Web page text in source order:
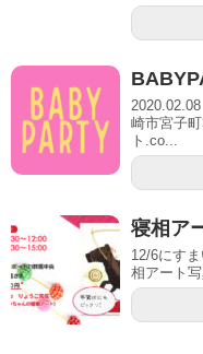
崎市宮子
ト.co...
寝相ア
12/6にす
相アート